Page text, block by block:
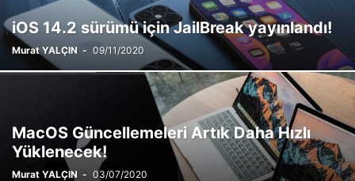
iOS 14.2 sürümü için JailBreak yayınlandı!
Murat YALÇIN - 09/11/2020
MacOS Güncellemeleri Artık Daha Hızlı
Yüklenecek!
Murat YALÇIN - 03/07/2020